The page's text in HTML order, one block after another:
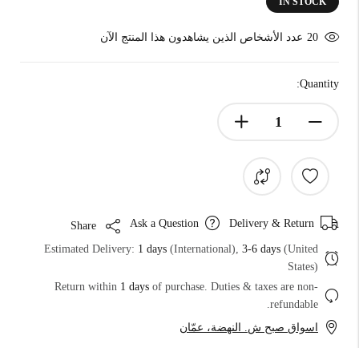
20 عدد الأشخاص الذين يشاهدون هذا المنتج الآن
Quantity:
Delivery & Return
Ask a Question
Estimated Delivery: 1 days (International), 3-6 days (United
States)
Return within 1 days of purchase. Duties & taxes are non-
refundable.
اسواق صبح ش. النهضة، عمّان